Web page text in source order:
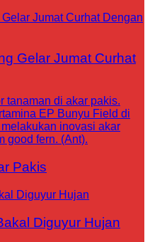
Gelar Jumat Curhat
Pakis
Diguyur Hujan